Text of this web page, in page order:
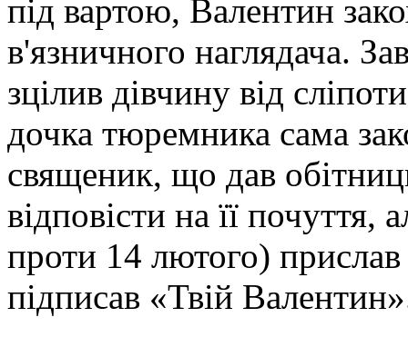
під вартою, Валентин
в'язничного наглядача.
зцілив дівчину від
дочка тюремника сама
священик, що дав
відповісти на її почуття,
проти 14 лютого)
підписав «Твій